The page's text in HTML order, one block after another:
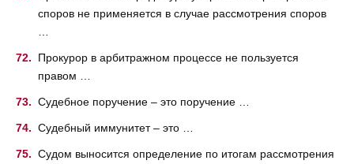
споров не применяется в случае рассмотрения споров
…
Прокурор в арбитражном процессе не пользуется
правом …
Судебное поручение – это поручение …
Судебный иммунитет – это …
Судом выносится определение по итогам рассмотрения